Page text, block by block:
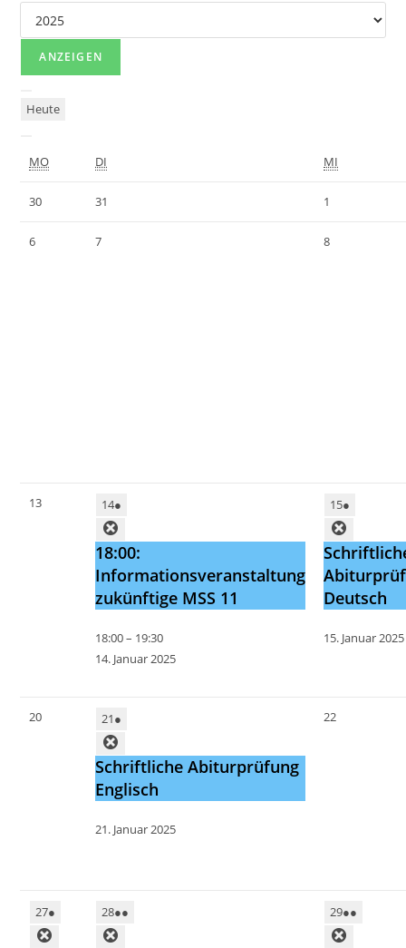
Heute
MO DI MI
30 31 1
6 7 8
13 14●
18:00:
Informationsveranstaltung
zukünftige MSS 11
18:00– 19:30
14. Januar 2025
15●
Deutsch
15. Januar 2025
20 21●
Schriftliche Abiturprüfung
Englisch
21. Januar 2025
22
27● 28●● 29●●